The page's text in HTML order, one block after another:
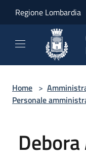
Regione Lombardia
Home >
Personale